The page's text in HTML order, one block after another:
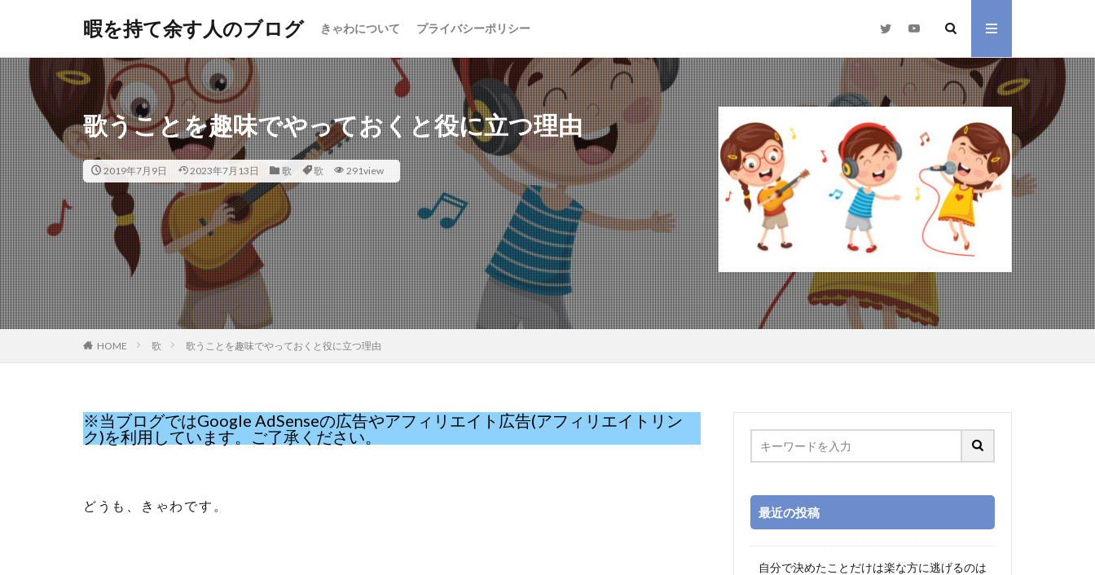
暇を持て余す人のブログ きゃわについて プライバシーポリシー
歌うことを趣味でやっておくと役に立つ理由
2019年7月9日 2023年7月13日 歌 歌 291view
HOME 歌 歌うことを趣味でやっておくと役に立つ理由
※当ブログではGoogle AdSenseの広告やアフィリエイト広告(アフィリエイトリン
ク)を利用しています。ご了承ください。
どうも、きゃわです。 最近の投稿
自分で決めたことだけは楽な方に逃げるのは